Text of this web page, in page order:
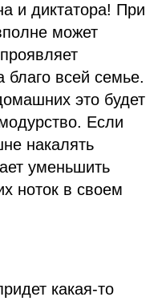
и диктатора! При
может
благо всей семье.
это будет
Если
накалять
уменьшить
ноток в своем
какая-то